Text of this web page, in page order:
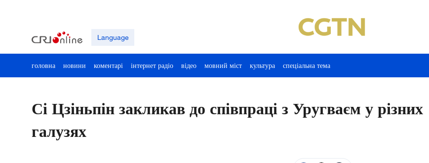
Language
головна новини коментарі інтернет радіо відео мовний міст культура спеціальна тема
Сі Цзіньпін закликав до співпраці з Уругваєм у різних
галузях